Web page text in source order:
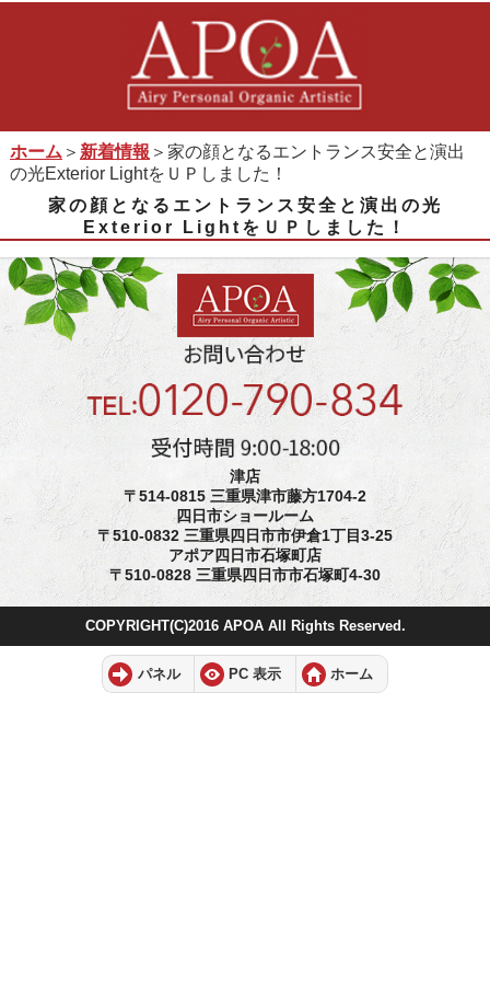
ホーム ＞ 新着情報 ＞家の顔となるエントランス安全と演出
の光Exterior LightをＵＰしました！
家の顔となるエントランス安全と演出の光
Exterior LightをＵＰしました！
津店
〒514-0815 三重県津市藤方1704-2
四日市ショールーム
〒510-0832 三重県四日市市伊倉1丁目3-25
アポア四日市石塚町店
〒510-0828 三重県四日市市石塚町4-30
COPYRIGHT(C)2016 APOA All Rights Reserved.
パネル PC 表示 ホーム